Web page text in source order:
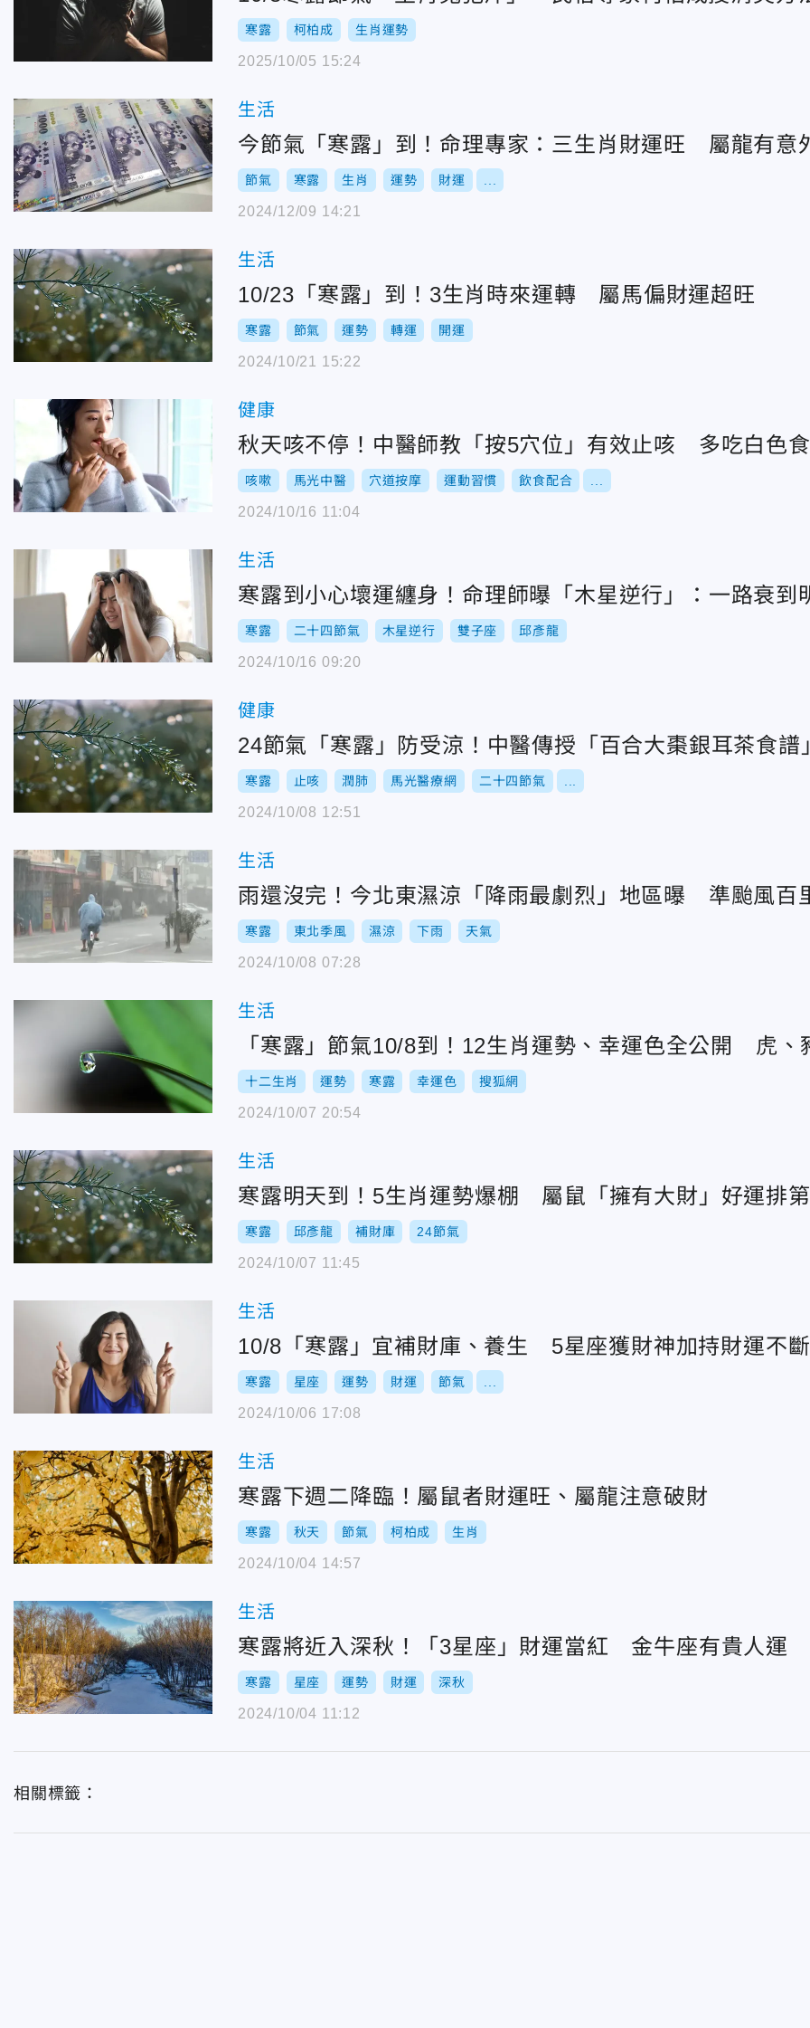
寒露 柯柏成 生肖運勢
2025/10/05 15:24
生活
今節氣「寒露」到！命理專家：三生肖財運旺 屬龍有意
節氣 寒露 生肖 運勢 財運
2024/12/09 14:21
生活
10/23「寒露」到！3生肖時來運轉 屬馬偏財運超旺
寒露 節氣 運勢 轉運 開運
2024/10/21 15:22
健康
秋天咳不停！中醫師教「按5穴位」有效止咳 多吃白色
咳嗽 馬光中醫 穴道按摩 運動習慣 飲食配合
2024/10/16 11:04
生活
寒露到小心壞運纏身！命理師曝「木星逆行」：一路衰到
寒露 二十四節氣 木星逆行 雙子座 邱彥龍
2024/10/16 09:20
健康
24節氣「寒露」防受涼！中醫傳授「百合大棗銀耳茶食譜
寒露 止咳 潤肺 馬光醫療網 二十四節氣
2024/10/08 12:51
生活
雨還沒完！今北東濕涼「降雨最劇烈」地區曝 準颱風百
寒露 東北季風 濕涼 下雨 天氣
2024/10/08 07:28
生活
「寒露」節氣10/8到！12生肖運勢、幸運色全公開 虎、
十二生肖 運勢 寒露 幸運色 搜狐網
2024/10/07 20:54
生活
寒露明天到！5生肖運勢爆棚 屬鼠「擁有大財」好運排
寒露 邱彥龍 補財庫 24節氣
2024/10/07 11:45
生活
10/8「寒露」宜補財庫、養生 5星座獲財神加持財運不斷
寒露 星座 運勢 財運 節氣
2024/10/06 17:08
生活
寒露下週二降臨！屬鼠者財運旺、屬龍注意破財
寒露 秋天 節氣 柯柏成 生肖
2024/10/04 14:57
生活
寒露將近入深秋！「3星座」財運當紅 金牛座有貴人運
寒露 星座 運勢 財運 深秋
2024/10/04 11:12
相關標籤：